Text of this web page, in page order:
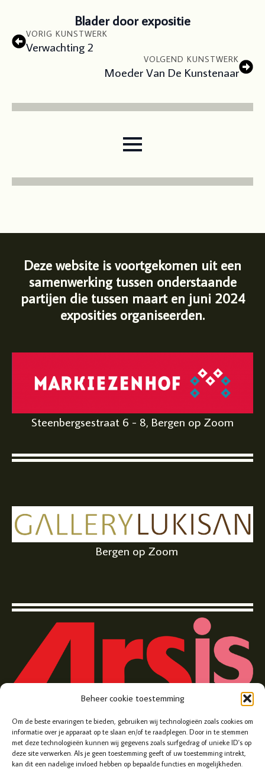
Beheer cookie toestemming
Om de beste ervaringen te bieden, gebruiken wij technologieën zoals cookies om
informatie over je apparaat op te slaan en/of te raadplegen. Door in te stemmen
met deze technologieën kunnen wij gegevens zoals surfgedrag of unieke ID's op
deze site verwerken. Als je geen toestemming geeft of uw toestemming intrekt,
kan dit een nadelige invloed hebben op bepaalde functies en mogelijkheden.
Blader door expositie
VORIG KUNSTWERK
Verwachting 2
VOLGEND KUNSTWERK
Moeder Van De Kunstenaar
Deze website is voortgekomen uit een
samenwerking tussen onderstaande
partijen die tussen maart en juni 2024
exposities organiseerden.
Steenbergsestraat 6 - 8, Bergen op Zoom
Bergen op Zoom
Zuivelplein 5, Bergen op Zoom